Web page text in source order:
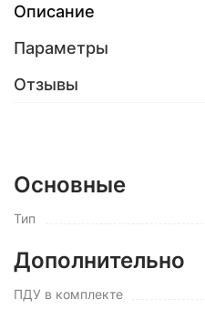
Описание
Параметры
Отзывы
Основные
Тип
Дополнительно
ПДУ в комплекте